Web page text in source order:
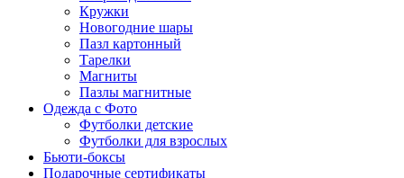
Кружки
Новогодние шары
Пазл картонный
Тарелки
Магниты
Пазлы магнитные
Одежда с Фото
Футболки детские
Футболки для взрослых
Бьюти-боксы
Подарочные сертификаты